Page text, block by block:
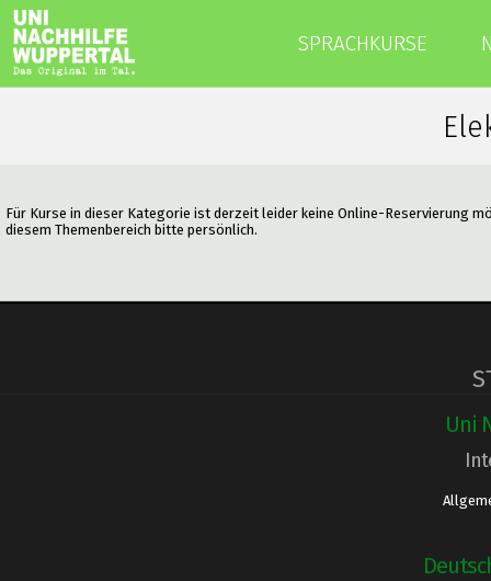
SPRACHKURSE
Für Kurse in dieser Kategorie ist derzeit leider keine Online-Reservierung
diesem Themenbereich bitte persönlich.
Uni